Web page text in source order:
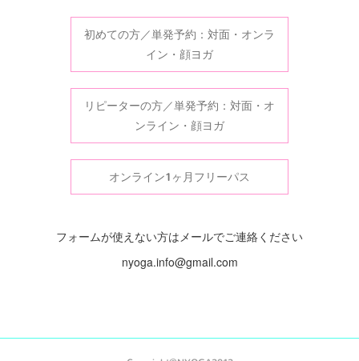
初めての方／単発予約：対面・オンラ
イン・顔ヨガ
リピーターの方／単発予約：対面・オ
ンライン・顔ヨガ
オンライン1ヶ月フリーパス
フォームが使えない方はメールでご連絡ください
nyoga.info@gmail.com